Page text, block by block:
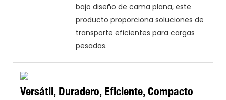
bajo diseño de cama plana, este
producto proporciona soluciones de
transporte eficientes para cargas
pesadas.
Versátil, Duradero, Eficiente, Compacto